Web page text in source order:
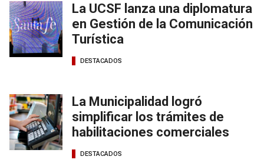
La UCSF lanza una diplomatura
en Gestión de la Comunicación
Turística
DESTACADOS
La Municipalidad logró
simplificar los trámites de
habilitaciones comerciales
DESTACADOS